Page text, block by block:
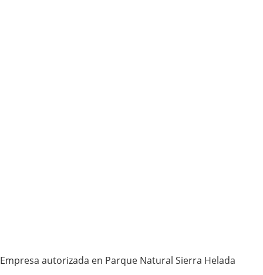
Empresa autorizada en Parque Natural Sierra Helada